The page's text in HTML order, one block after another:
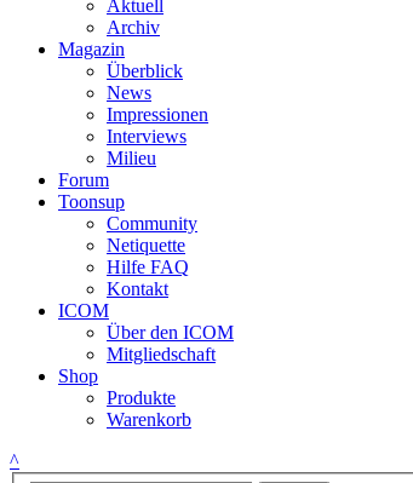
Aktuell
Archiv
Magazin
Überblick
News
Impressionen
Interviews
Milieu
Forum
Toonsup
Community
Netiquette
Hilfe FAQ
Kontakt
ICOM
Über den ICOM
Mitgliedschaft
Shop
Produkte
Warenkorb
^